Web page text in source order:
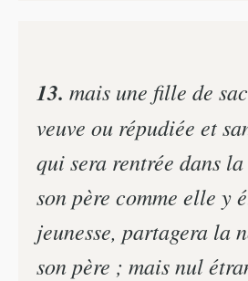
13. mais une fille de
veuve ou répudiée et
qui sera rentrée dans
son père comme elle y
jeunesse, partagera la
son père ; mais nul